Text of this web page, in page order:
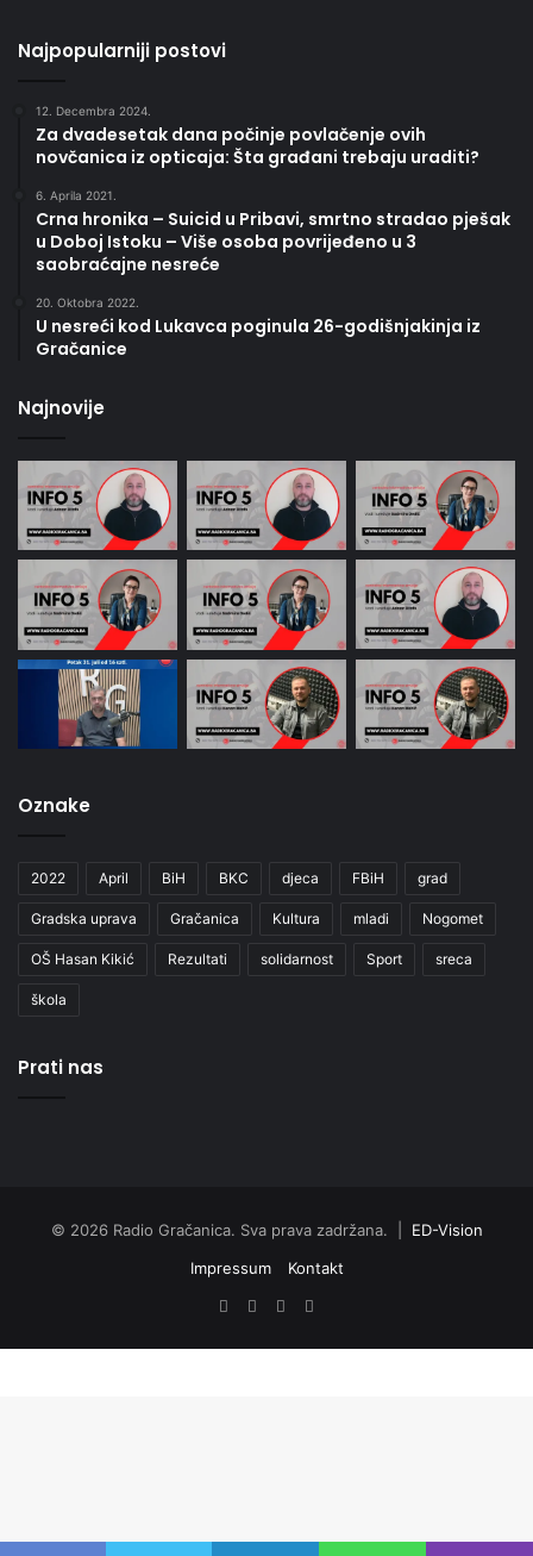
Najpopularniji postovi
12. Decembra 2024.
Za dvadesetak dana počinje povlačenje ovih
novčanica iz opticaja: Šta građani trebaju uraditi?
6. Aprila 2021.
Crna hronika – Suicid u Pribavi, smrtno stradao pješak
u Doboj Istoku – Više osoba povrijeđeno u 3
saobraćajne nesreće
20. Oktobra 2022.
U nesreći kod Lukavca poginula 26-godišnjakinja iz
Gračanice
Najnovije
Oznake
2022 April BiH BKC djeca FBiH grad
Gradska uprava Gračanica Kultura mladi Nogomet
OŠ Hasan Kikić Rezultati solidarnost Sport sreca
škola
Prati nas
© 2026 Radio Gračanica. Sva prava zadržana. | ED-Vision
Impressum
Kontakt